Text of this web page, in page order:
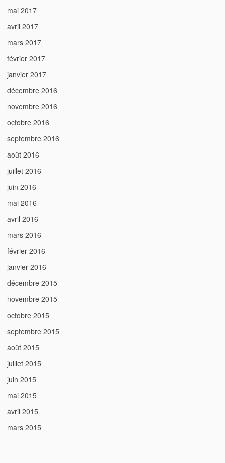
mai 2017
avril 2017
mars 2017
février 2017
janvier 2017
décembre 2016
novembre 2016
octobre 2016
septembre 2016
août 2016
juillet 2016
juin 2016
mai 2016
avril 2016
mars 2016
février 2016
janvier 2016
décembre 2015
novembre 2015
octobre 2015
septembre 2015
août 2015
juillet 2015
juin 2015
mai 2015
avril 2015
mars 2015